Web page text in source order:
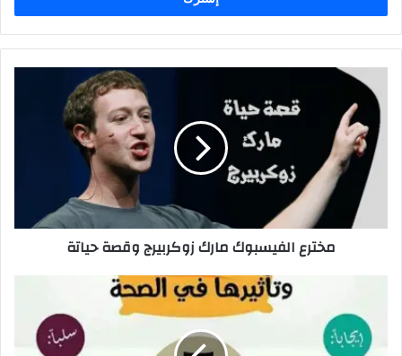
مخترع الفيسبوك مارك زوكربيرج وقصة حياتة